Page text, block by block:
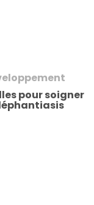
pour soigner